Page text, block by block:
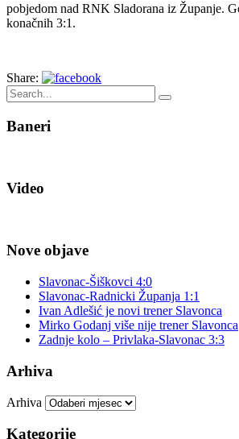
pobjedom nad RNK Sladorana iz Županje.
konačnih 3:1.
Share:
Baneri
Video
Nove objave
Slavonac-Šiškovci 4:0
Slavonac-Radnicki Županja 1:1
Ivan Adlešić je novi trener Slavonca
Mirko Godanj više nije trener Slavonca
Zadnje kolo – Privlaka-Slavonac 3:3
Arhiva
Arhiva
Kategorije